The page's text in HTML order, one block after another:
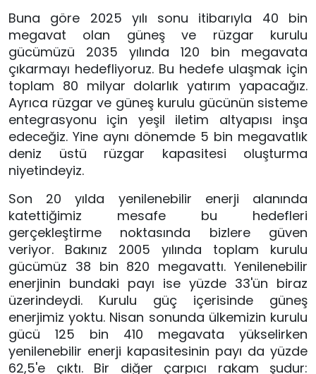
Buna göre 2025 yılı sonu itibarıyla 40 bin
megavat olan güneş ve rüzgar kurulu
gücümüzü 2035 yılında 120 bin megavata
çıkarmayı hedefliyoruz. Bu hedefe ulaşmak için
toplam 80 milyar dolarlık yatırım yapacağız.
Ayrıca rüzgar ve güneş kurulu gücünün sisteme
entegrasyonu için yeşil iletim altyapısı inşa
edeceğiz. Yine aynı dönemde 5 bin megavatlık
deniz üstü rüzgar kapasitesi oluşturma
niyetindeyiz.
Son 20 yılda yenilenebilir enerji alanında
katettiğimiz mesafe bu hedefleri
gerçekleştirme noktasında bizlere güven
veriyor. Bakınız 2005 yılında toplam kurulu
gücümüz 38 bin 820 megavattı. Yenilenebilir
enerjinin bundaki payı ise yüzde 33'ün biraz
üzerindeydi. Kurulu güç içerisinde güneş
enerjimiz yoktu. Nisan sonunda ülkemizin kurulu
gücü 125 bin 410 megavata yükselirken
yenilenebilir enerji kapasitesinin payı da yüzde
62,5'e çıktı. Bir diğer çarpıcı rakam şudur: